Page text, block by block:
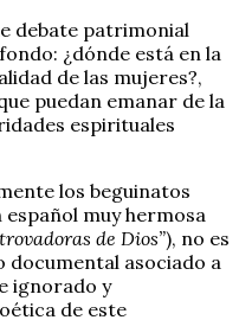
debate patrimonial
¿dónde está en la
de las mujeres?,
puedan emanar de la
espirituales
los beguinatos
muy hermosa
de Dios”), no es
asociado a
ignorado y
de este